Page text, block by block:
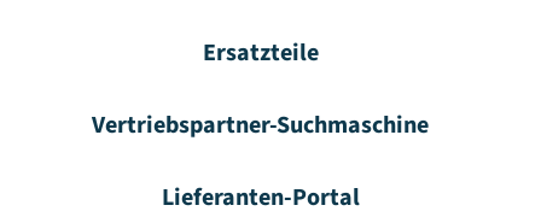
Ersatzteile
Vertriebspartner-Suchmaschine
Lieferanten-Portal